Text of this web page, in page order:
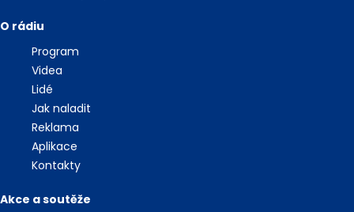
O rádiu
Program
Videa
Lidé
Jak naladit
Reklama
Aplikace
Kontakty
Akce a soutěže